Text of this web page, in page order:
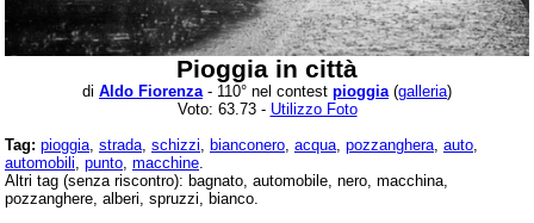
Pioggia in città
di Aldo Fiorenza - 110° nel contest pioggia (galleria)
Voto: 63.73 - Utilizzo Foto
Tag: pioggia strada schizzi bianconero acqua pozzanghera auto
automobili punto macchine
Altri tag (senza riscontro): bagnato, automobile, nero, macchina,
pozzanghere, alberi, spruzzi, bianco.